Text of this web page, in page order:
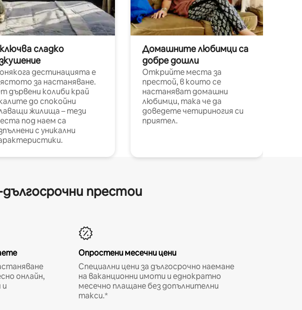
сладко
дестинацията е
за настаняване.
дървени колиби край
до спокойни
жилища – тези
под наем са
с уникални
Домашните любимци са
добре дошли
Открийте места за
престой, в които се
настаняват домашни
любимци, така че да
доведете четириногия си
приятел.
престои
онлайн,
и
Опростени месечни цени
Специални цени за дългосрочно наемане
на ваканционни имоти и еднократно
месечно плащане без допълнителни
такси.*